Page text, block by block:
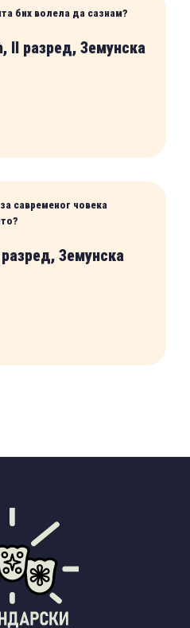
бих волела да сазнам?
II разред, Земунска
савременог човека
Земунска